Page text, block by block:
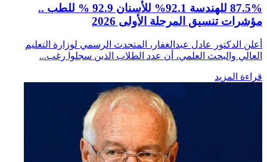
87.5% للهندسة 92.1% للأسنان 92.9 % للطب ..
مؤشرات تنسيق المرحلة الأولى 2026
أعلن الدكتور عادل عبدالغفار، المتحدث الرسمي لوزارة التعليم
العالي والبحث العلمي، أن عدد الطلاب الذين سجلوا رغب...
قراءة المزيد